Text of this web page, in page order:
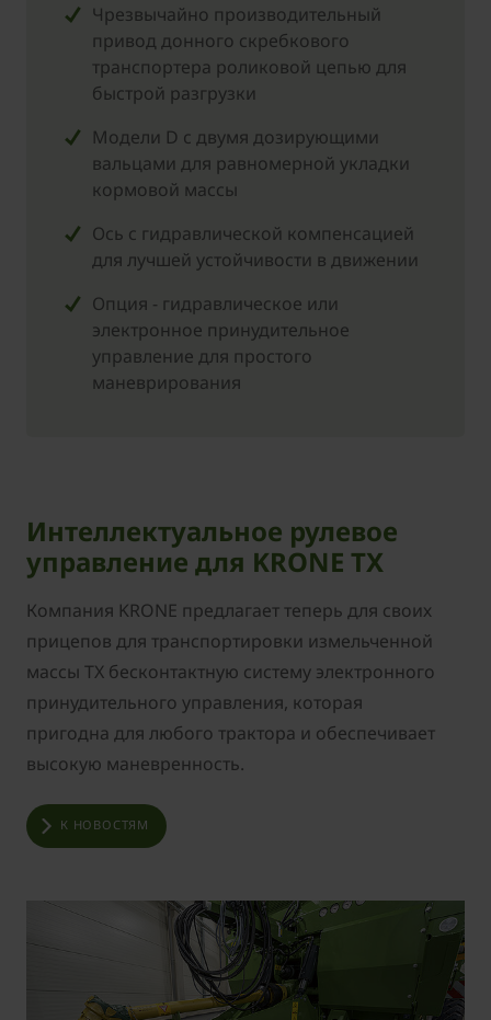
Чрезвычайно производительный
привод донного скребкового
транспортера роликовой цепью для
быстрой разгрузки
Модели D c двумя дозирующими
вальцами для равномерной укладки
кормовой массы
Ось с гидравлической компенсацией
для лучшей устойчивости в движении
Опция - гидравлическое или
электронное принудительное
управление для простого
маневрирования
Интеллектуальное рулевое
управление для KRONE TX
Компания KRONE предлагает теперь для своих
прицепов для транспортировки измельченной
массы TX бесконтактную систему электронного
принудительного управления, которая
пригодна для любого трактора и обеспечивает
высокую маневренность.
К НОВОСТЯМ